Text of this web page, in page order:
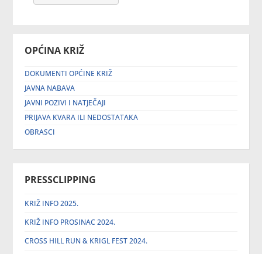
OPĆINA KRIŽ
DOKUMENTI OPĆINE KRIŽ
JAVNA NABAVA
JAVNI POZIVI I NATJEČAJI
PRIJAVA KVARA ILI NEDOSTATAKA
OBRASCI
PRESSCLIPPING
KRIŽ INFO 2025.
KRIŽ INFO PROSINAC 2024.
CROSS HILL RUN & KRIGL FEST 2024.